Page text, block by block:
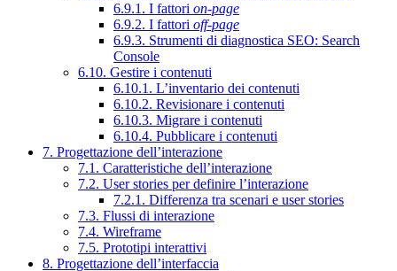
6.9.1. I fattori on-page
6.9.2. I fattori off-page
6.9.3. Strumenti di diagnostica SEO: Search
Console
6.10. Gestire i contenuti
6.10.1. L’inventario dei contenuti
6.10.2. Revisionare i contenuti
6.10.3. Migrare i contenuti
6.10.4. Pubblicare i contenuti
7. Progettazione dell’interazione
7.1. Caratteristiche dell’interazione
7.2. User stories per definire l’interazione
7.2.1. Differenza tra scenari e user stories
7.3. Flussi di interazione
7.4. Wireframe
7.5. Prototipi interattivi
8. Progettazione dell’interfaccia